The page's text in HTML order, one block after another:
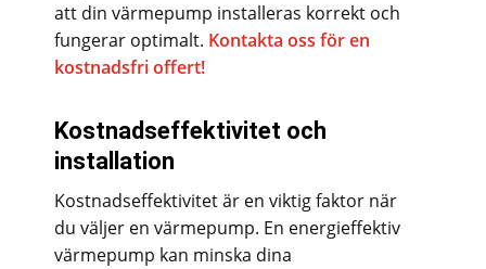
att din värmepump installeras korrekt och
fungerar optimalt. Kontakta oss för en
kostnadsfri offert!
Kostnadseffektivitet och
installation
Kostnadseffektivitet är en viktig faktor när
du väljer en värmepump. En energieffektiv
värmepump kan minska dina